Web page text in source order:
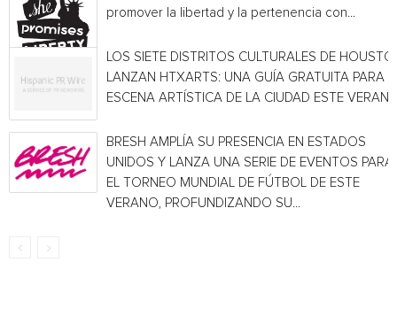
promover la libertad y la pertenencia con...
LOS SIETE DISTRITOS CULTURALES DE
LANZAN HTXARTS: UNA GUÍA GRATUITA PARA
ESCENA ARTÍSTICA DE LA CIUDAD ESTE
BRESH AMPLÍA SU PRESENCIA EN ESTADOS
UNIDOS Y LANZA UNA SERIE DE EVENTOS PARA
EL TORNEO MUNDIAL DE FÚTBOL DE ESTE
VERANO, PROFUNDIZANDO SU...